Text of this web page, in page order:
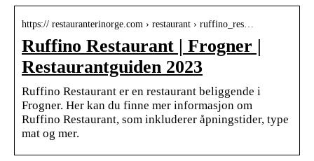
https:// restauranterinorge.com › restaurant › ruffino_res…
Ruffino Restaurant | Frogner |
Restaurantguiden 2023
Ruffino Restaurant er en restaurant beliggende i
Frogner. Her kan du finne mer informasjon om
Ruffino Restaurant, som inkluderer åpningstider, type
mat og mer.